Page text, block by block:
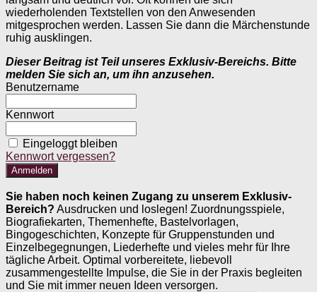
wiederholenden Textstellen von den Anwesenden
mitgesprochen werden. Lassen Sie dann die Märchenstunde
ruhig ausklingen.
Dieser Beitrag ist Teil unseres Exklusiv-Bereichs. Bitte
melden Sie sich an, um ihn anzusehen.
Benutzername
Kennwort
Eingeloggt bleiben
Kennwort vergessen?
Sie haben noch keinen Zugang zu unserem Exklusiv-
Bereich? Ausdrucken und loslegen! Zuordnungsspiele,
Biografiekarten, Themenhefte, Bastelvorlagen,
Bingogeschichten, Konzepte für Gruppenstunden und
Einzelbegegnungen, Liederhefte und vieles mehr für Ihre
tägliche Arbeit. Optimal vorbereitete, liebevoll
zusammengestellte Impulse, die Sie in der Praxis begleiten
und Sie mit immer neuen Ideen versorgen.